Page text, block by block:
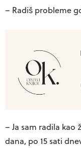
– Radiš probleme
– Ja sam radila
dana, po 15 sati